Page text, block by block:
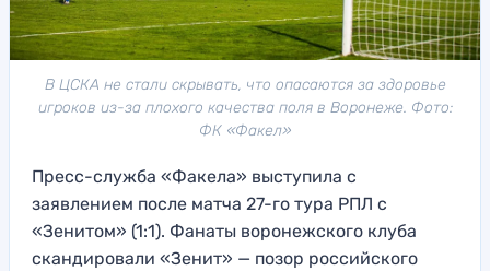
В ЦСКА не стали скрывать, что опасаются за здоровье
игроков из-за плохого качества поля в Воронеже. Фото:
ФК «Факел»
Пресс-служба «Факела» выступила с
заявлением после матча 27-го тура РПЛ с
«Зенитом» (1:1). Фанаты воронежского клуба
скандировали «Зенит» — позор российского